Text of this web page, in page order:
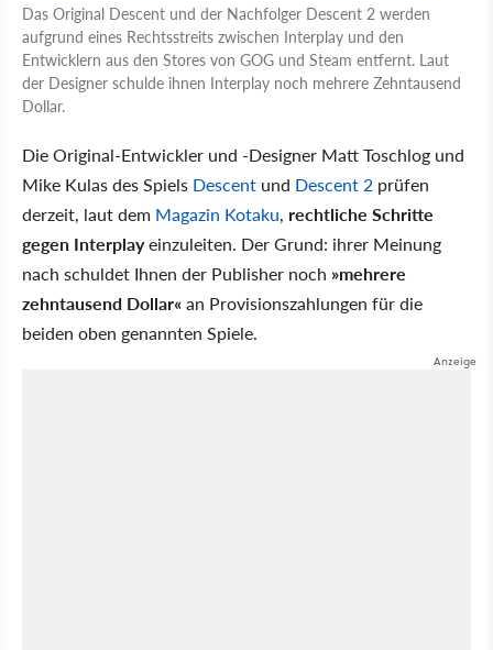
Das Original Descent und der Nachfolger Descent 2 werden
aufgrund eines Rechtsstreits zwischen Interplay und den
Entwicklern aus den Stores von GOG und Steam entfernt. Laut
der Designer schulde ihnen Interplay noch mehrere Zehntausend
Dollar.
Die Original-Entwickler und -Designer Matt Toschlog und
Mike Kulas des Spiels Descent und Descent 2 prüfen
derzeit, laut dem Magazin Kotaku, rechtliche Schritte
gegen Interplayeinzuleiten. Der Grund: ihrer Meinung
nach schuldet Ihnen der Publisher noch »mehrere
zehntausend Dollar«an Provisionszahlungen für die
beiden oben genannten Spiele.